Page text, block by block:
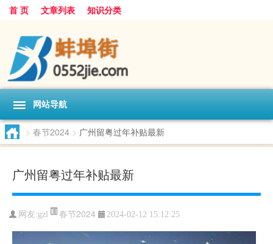
首 页 文章列表 知识分类
网站导航
> 春节2024 > 广州留粤过年补贴最新
广州留粤过年补贴最新
网友:gzl 春节2024 2024-02-12 15:12:25